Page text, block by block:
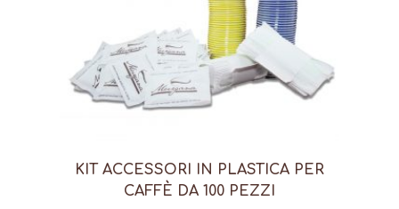
KIT ACCESSORI IN PLASTICA PER
CAFFÈ DA 100 PEZZI